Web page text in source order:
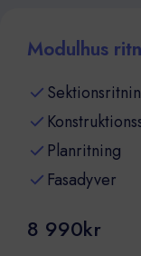
Modulhus
Planritning
Fasadyver
8 990kr